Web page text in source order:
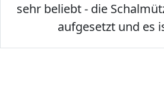
sehr beliebt - die
aufgesetzt und es